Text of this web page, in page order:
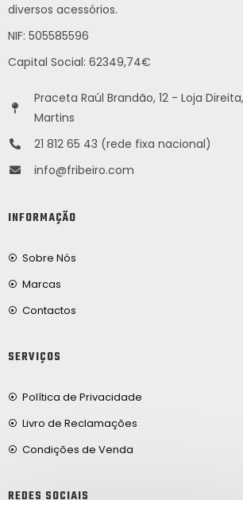
diversos acessórios.
NIF: 505585596
Capital Social: 62349,74€
Praceta Raúl Brandão, 12 - Loja
Martins
21 812 65 43 (rede fixa nacional)
info@fribeiro.com
INFORMAÇÃO
Sobre Nós
Marcas
Contactos
SERVIÇOS
Política de Privacidade
Livro de Reclamações
Condições de Venda
REDES SOCIAIS